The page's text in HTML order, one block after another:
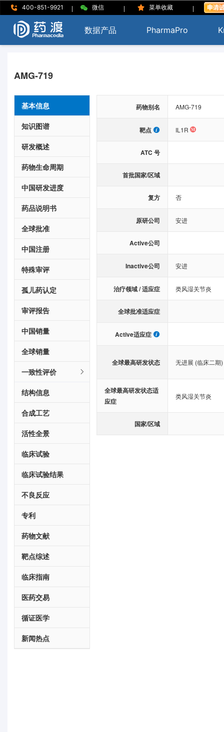
400-851-9921 | 微信 | 菜单收藏 |
数据产品 PharmaPro
AMG-719
基本信息
知识图谱
研发概述
药物生命周期
中国研发进度
药品说明书
全球批准
中国注册
特殊审评
孤儿药认定
审评报告
中国销量
全球销量
一致性评价
结构信息
合成工艺
活性全景
临床试验
临床试验结果
不良反应
专利
药物文献
靶点综述
临床指南
医药交易
循证医学
新闻热点
药物别名 AMG-719
靶点 IL1R
ATC 号
首批国家/区域
复方 否
原研公司 安进
Active公司
Inactive公司 安进
治疗领域 / 适应症 类风湿关节炎
全球批准适应症
Active适应症
全球最高研发状态 无进展 (临床二期)
全球最高研发状态适
应症
类风湿关节炎
国家/区域